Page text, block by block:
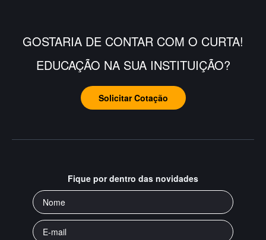
GOSTARIA DE CONTAR COM O CURTA!
EDUCAÇÃO NA SUA INSTITUIÇÃO?
Solicitar Cotação
Fique por dentro das novidades